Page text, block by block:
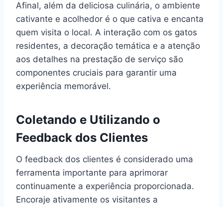
Afinal, além da deliciosa culinária, o ambiente
cativante e acolhedor é o que cativa e encanta
quem visita o local. A interação com os gatos
residentes, a decoração temática e a atenção
aos detalhes na prestação de serviço são
componentes cruciais para garantir uma
experiência memorável.
Coletando e Utilizando o
Feedback dos Clientes
O feedback dos clientes é considerado uma
ferramenta importante para aprimorar
continuamente a experiência proporcionada.
Encoraje ativamente os visitantes a